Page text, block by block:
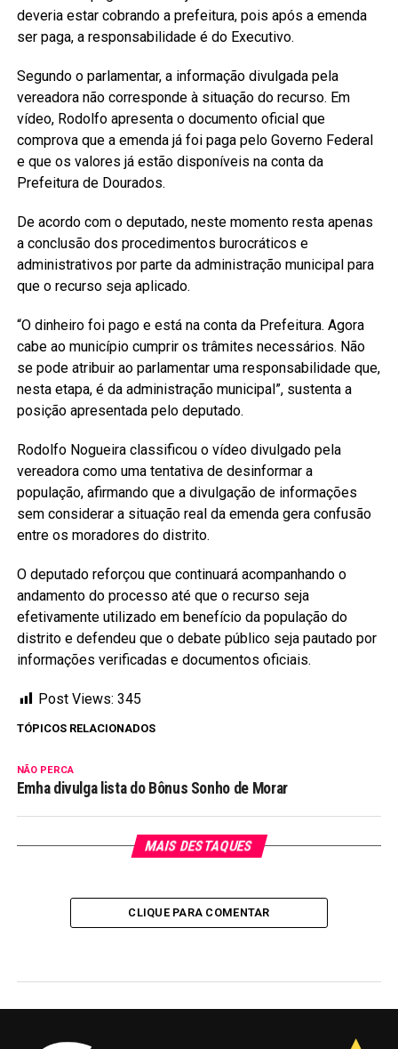
deveria estar cobrando a prefeitura, pois após a emenda
ser paga, a responsabilidade é do Executivo.
Segundo o parlamentar, a informação divulgada pela
vereadora não corresponde à situação do recurso. Em
vídeo, Rodolfo apresenta o documento oficial que
comprova que a emenda já foi paga pelo Governo Federal
e que os valores já estão disponíveis na conta da
Prefeitura de Dourados.
De acordo com o deputado, neste momento resta apenas
a conclusão dos procedimentos burocráticos e
administrativos por parte da administração municipal para
que o recurso seja aplicado.
“O dinheiro foi pago e está na conta da Prefeitura. Agora
cabe ao município cumprir os trâmites necessários. Não
se pode atribuir ao parlamentar uma responsabilidade que,
nesta etapa, é da administração municipal”, sustenta a
posição apresentada pelo deputado.
Rodolfo Nogueira classificou o vídeo divulgado pela
vereadora como uma tentativa de desinformar a
população, afirmando que a divulgação de informações
sem considerar a situação real da emenda gera confusão
entre os moradores do distrito.
O deputado reforçou que continuará acompanhando o
andamento do processo até que o recurso seja
efetivamente utilizado em benefício da população do
distrito e defendeu que o debate público seja pautado por
informações verificadas e documentos oficiais.
Post Views: 345
TÓPICOS RELACIONADOS
NÃO PERCA
Emha divulga lista do Bônus Sonho de Morar
MAIS DESTAQUES
CLIQUE PARA COMENTAR